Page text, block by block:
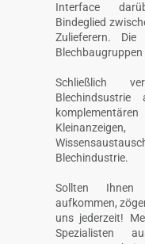
Interface
Bindeglied
Zulieferern.
Schließlich
Blechindsustrie
Blechindustrie.
Sollten Ihnen
aufkommen,
uns jederzeit!
Spezialisten